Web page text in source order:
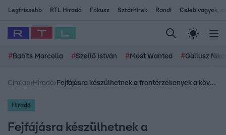
Legfrissebb RTL Híradó Fókusz Sztárhírek Randi Celeb vagyok,
# Babits Marcella #Szellő István # Most Wanted #Gallusz
Címlap› Híradó› Fejfájásra készülhetnek a frontérzékenyek a következő napokban
Híradó
Fejfájásra készülhetnek a